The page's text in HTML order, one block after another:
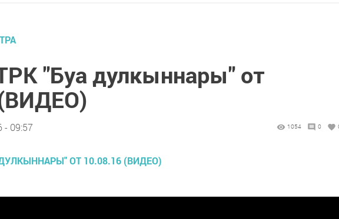
"Буа дулкыннары" от
- 09:57 1054 0